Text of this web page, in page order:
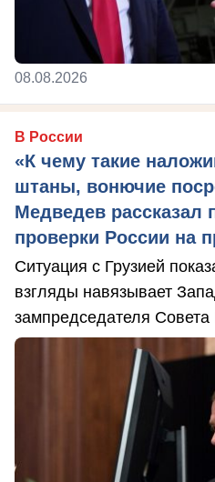
08.08.2026
В России
«К чему такие
штаны, вонючие
Медведев
проверки России на
Ситуация с Грузией
взгляды навязывает
зампредседателя